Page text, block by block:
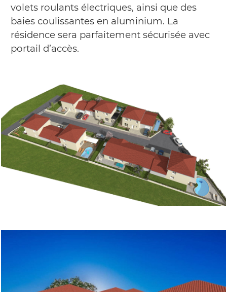
volets roulants électriques, ainsi que des
baies coulissantes en aluminium. La
résidence sera parfaitement sécurisée avec
portail d’accès.